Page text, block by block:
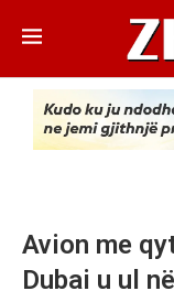
Avion me
Dubai u ul